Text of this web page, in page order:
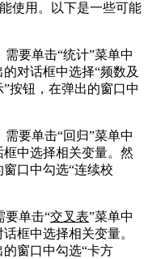
使用。以下是一些可能
要单击“统计”菜单中
对话框中选择“频数及
按钮，在弹出的窗口中
需要单击“回归”菜单中
框中选择相关变量。然
口中勾选“连续校
要单击“交叉表”菜单中
框中选择相关变量。
窗口中勾选“卡方